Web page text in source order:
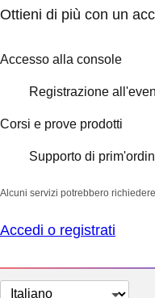
Ottieni di più con un
Accesso alla console
Registrazione
Corsi e prove prodotti
Supporto di
Alcuni servizi potrebbero
Accedi o registrati
Cambia